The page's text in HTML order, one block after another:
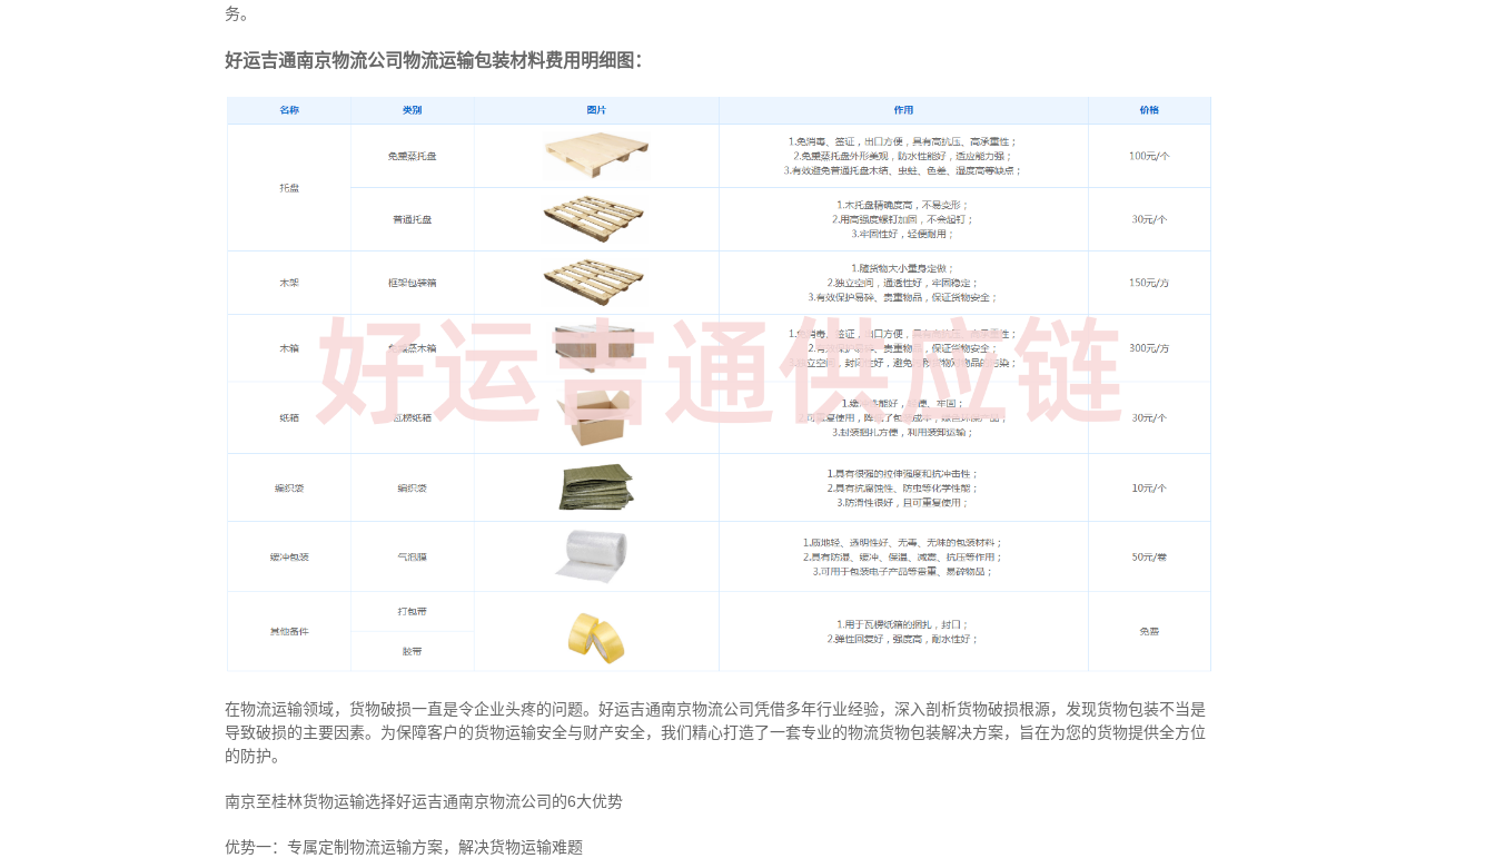
务。
好运吉通南京物流公司物流运输包装材料费用明细图：
在物流运输领域，货物破损一直是令企业头疼的问题。好运吉通南京物流公司凭借多年行业经验，深入剖析货物破损根源，发现货物包装不当是
导致破损的主要因素。为保障客户的货物运输安全与财产安全，我们精心打造了一套专业的物流货物包装解决方案，旨在为您的货物提供全方位
的防护。
南京至桂林货物运输选择好运吉通南京物流公司的6大优势
优势一：专属定制物流运输方案，解决货物运输难题